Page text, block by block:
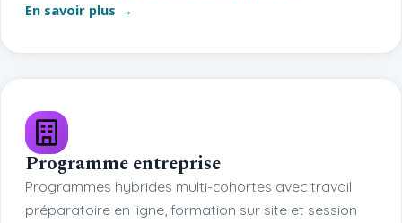
En savoir plus →
Programme entreprise
Programmes hybrides multi-cohortes avec travail
préparatoire en ligne, formation sur site et session